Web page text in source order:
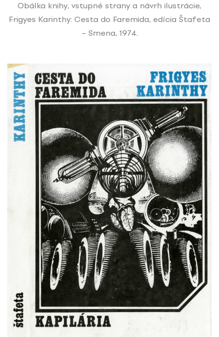
Obálka knihy, vstupné strany a návrh ilustrácie,
Frigyes Karinthy: Cesta do Faremida, edícia Štafeta
– Smena, 1974.